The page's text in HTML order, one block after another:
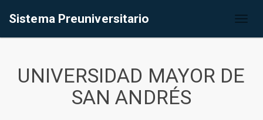
Sistema Preuniversitario
UNIVERSIDAD MAYOR DE
SAN ANDRÉS